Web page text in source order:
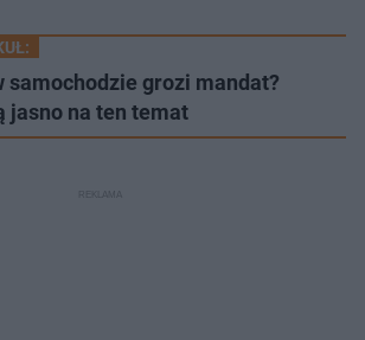
samochodzie grozi mandat?
jasno na ten temat